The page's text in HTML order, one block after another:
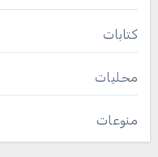
كتابات
محليات
منوعات